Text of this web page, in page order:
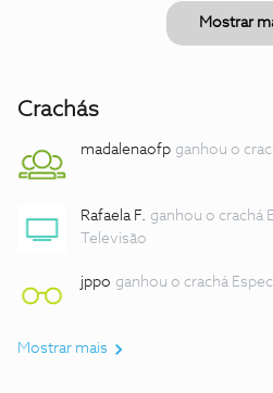
Mostrar
Crachás
madalenaofp ganhou o
Rafaela F. ganhou o crachá
Televisão
jppo ganhou o crachá
Mostrar mais